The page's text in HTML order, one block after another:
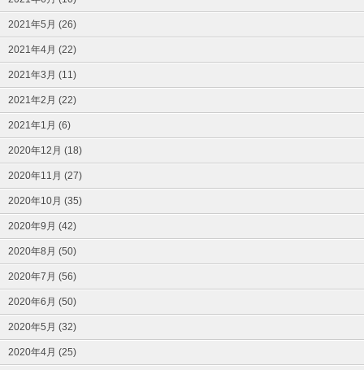
2021年5月 (26)
2021年4月 (22)
2021年3月 (11)
2021年2月 (22)
2021年1月 (6)
2020年12月 (18)
2020年11月 (27)
2020年10月 (35)
2020年9月 (42)
2020年8月 (50)
2020年7月 (56)
2020年6月 (50)
2020年5月 (32)
2020年4月 (25)